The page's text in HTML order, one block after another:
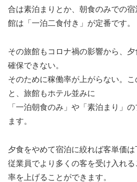
合は素泊まりとか、朝食のみでの
館は「一泊二食付き」が定番です。
その旅館もコロナ禍の影響から、
確保できない。
そのために稼働率が上がらない。こ
と、旅館もホテル並みに
「一泊朝食のみ」や「素泊まり」
ます。
夕食をやめて宿泊に絞れば客単価
従業員でより多くの客を受け入れ
率を上げることができます。